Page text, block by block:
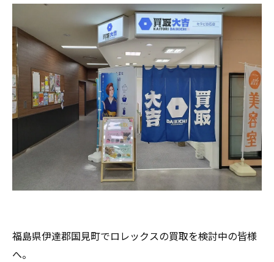
福島県伊達郡国見町でロレックスの買取を検討中の皆様
へ。